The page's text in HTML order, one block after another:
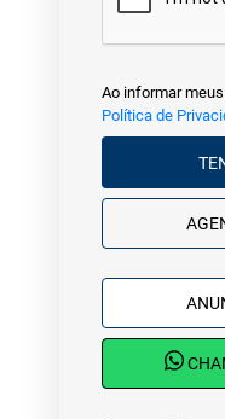
Ao informar
Política de